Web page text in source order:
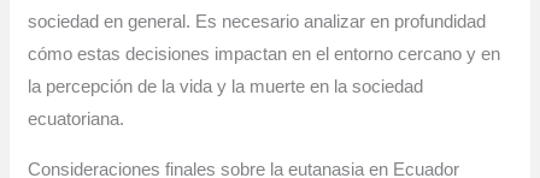
sociedad en general. Es necesario analizar en profundidad
cómo estas decisiones impactan en el entorno cercano y en
la percepción de la vida y la muerte en la sociedad
ecuatoriana.
Consideraciones finales sobre la eutanasia en Ecuador